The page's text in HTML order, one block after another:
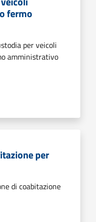
fermo
per veicoli
amministrativo
per
di coabitazione